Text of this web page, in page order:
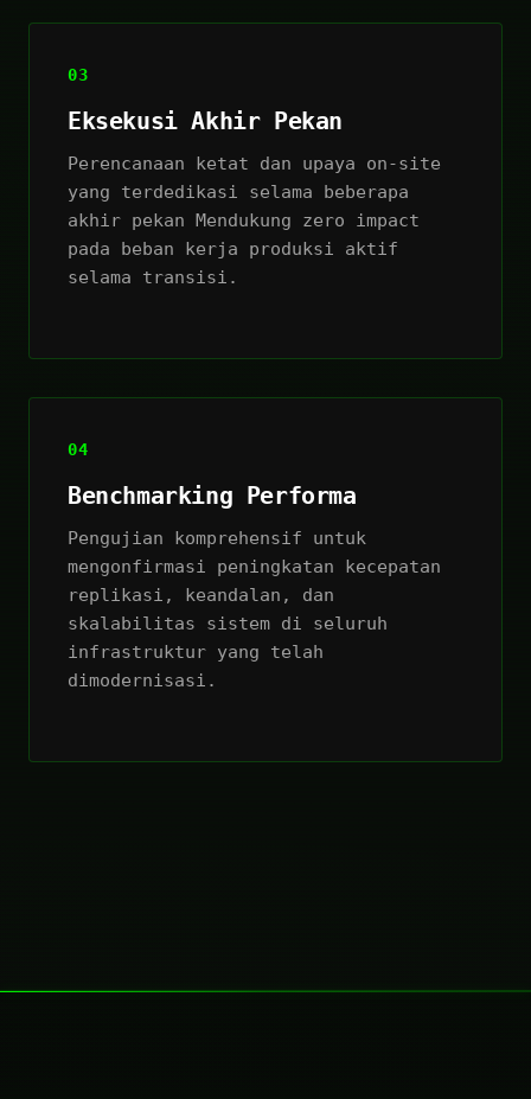
03
Eksekusi Akhir Pekan
Perencanaan ketat dan upaya on-site
yang terdedikasi selama beberapa
akhir pekan Mendukung zero impact
pada beban kerja produksi aktif
selama transisi.
04
Benchmarking Performa
Pengujian komprehensif untuk
mengonfirmasi peningkatan kecepatan
replikasi, keandalan, dan
skalabilitas sistem di seluruh
infrastruktur yang telah
dimodernisasi.